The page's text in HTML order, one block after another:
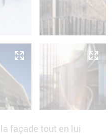
façade tout en lui